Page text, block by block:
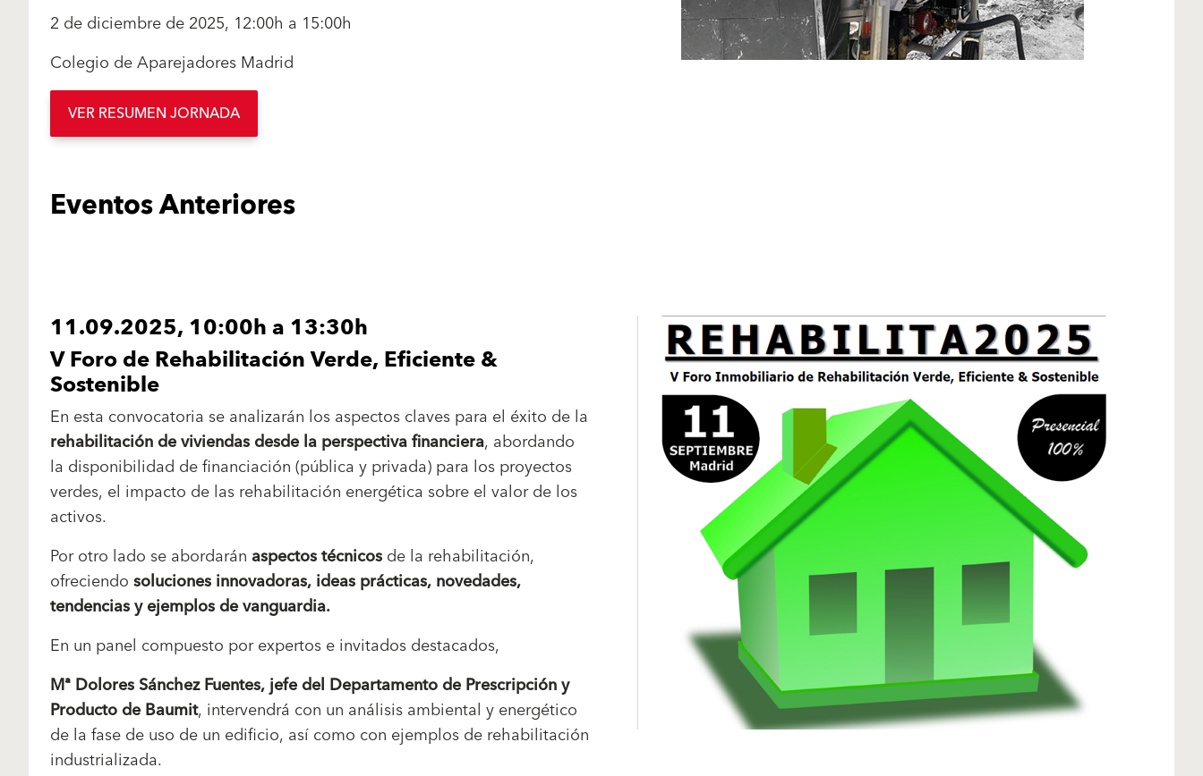
2 de diciembre de 2025, 12:00h a 15:00h
Colegio de Aparejadores Madrid
VER RESUMEN JORNADA
Eventos Anteriores
11.09.2025, 10:00h a 13:30h
V Foro de Rehabilitación Verde, Eficiente &
Sostenible
En esta convocatoria se analizarán los aspectos claves para el éxito de la
rehabilitación de viviendasdesde la perspectiva financiera, abordando
la disponibilidad de financiación (pública y privada) para los proyectos
verdes, el impacto de las rehabilitación energética sobre el valor de los
activos.
Por otro lado se abordarán aspectos técnicosde la rehabilitación,
ofreciendosoluciones innovadoras, ideas prácticas, novedades,
tendencias y ejemplos de vanguardia.
En un panel compuesto por expertos e invitados destacados,
Mª Dolores Sánchez Fuentes, jefe del Departamento de Prescripción y
Producto de Baumit, intervendrá con un análisis ambiental y energético
de la fase de uso de un edificio, así como con ejemplos de rehabilitación
industrializada.